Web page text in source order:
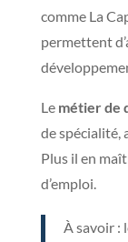
comme La
permettent
Le métier de
de spécialité,
Plus il en
d’emploi.
À savoir :